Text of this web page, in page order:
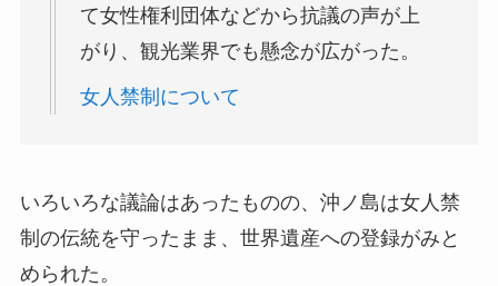
て女性権利団体などから抗議の声が上
がり、観光業界でも懸念が広がった。
女人禁制について
いろいろな議論はあったものの、沖ノ島は女人禁
制の伝統を守ったまま、世界遺産への登録がみと
められた。